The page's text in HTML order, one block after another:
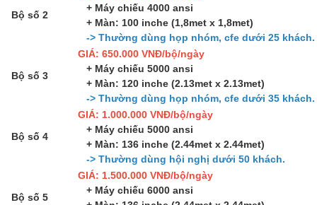
Bộ số 2
+ Máy chiếu 4000 ansi
+ Màn: 100 inche (1,8met x 1,8met)
-> Thường dùng họp nhóm, cfe dưới 25 khách.
Bộ số 3
GIÁ: 650.000 VNĐ/bộ/ngày
+ Máy chiếu 5000 ansi
+ Màn: 120 inche (2.13met x 2.13met)
-> Thường dùng họp nhóm, cfe dưới 35 khách.
Bộ số 4
GIÁ: 1.000.000 VNĐ/bộ/ngày
+ Máy chiếu 5000 ansi
+ Màn: 136 inche (2.44met x 2.44met)
-> Thường dùng hội nghị dưới 50 khách.
Bộ số 5
GIÁ: 1.500.000 VNĐ/bộ/ngày
+ Máy chiếu 6000 ansi